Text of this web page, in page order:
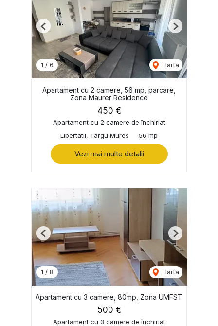
1 / 6 Harta
Previous Next
Apartament cu 2 camere, 56 mp, parcare,
Zona Maurer Residence
450 €
Apartament cu 2 camere de închiriat
Libertatii, Targu Mures
56 mp
Vezi mai multe detalii
1 / 8 Harta
Previous Next
Apartament cu 3 camere, 80mp, Zona UMFST
500 €
Apartament cu 3 camere de închiriat